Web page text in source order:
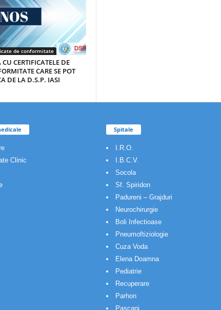
de conformitate
CU CERTIFICATELE DE
CARE SE POT
DE LA D.S.P. IASI
Clinic
Spitale
I.R.O.
I.B.C.V.
Socola
Sf. Spiridon
Padureni – Grajduri
Neurochirurgie
Boli Infectioase
Pneumoftiziologie
Cuza Voda
Elena Doamna
Pediatrie
Recuperare
Parhon
Pascani